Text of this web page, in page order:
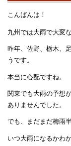
こんばんは！
九州では大雨で大変
昨年、佐野、栃木、
うです。
本当に心配ですね。
関東でも大雨の予想
ありませんでした。
でも、まだまだ梅雨半
いつ大雨になるかわ